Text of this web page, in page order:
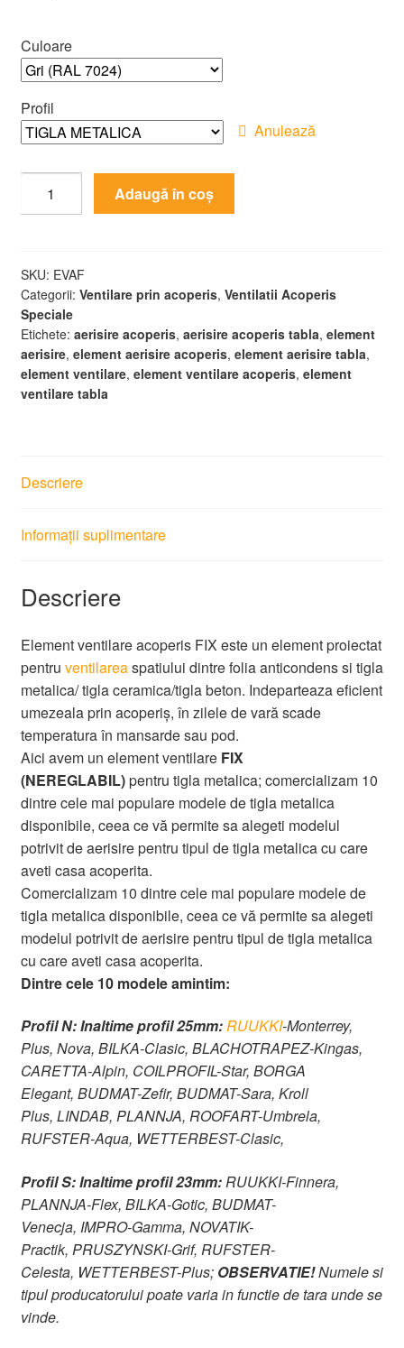
Culoare
Profil
Anulează
Element
FIX
Adaugă în coș
SKU: EVAF
Categorii: Ventilare prin acoperis, Ventilatii Acoperis
Speciale
Etichete: aerisire acoperis, aerisire acoperis tabla, element
aerisire, element aerisire acoperis, element aerisire tabla,
element ventilare, element ventilare acoperis, element
ventilare tabla
Descriere
Informații suplimentare
Descriere
Element ventilare acoperis FIX este un element proiectat
pentru ventilareaspatiului dintre folia anticondens si tigla
metalica/ tigla ceramica/tigla beton. Indeparteaza eficient
umezeala prin acoperiș, în zilele de vară scade
temperatura în mansarde sau pod.
Aici avem un element ventilare FIX
(NEREGLABIL)pentru tigla metalica; comercializam 10
dintre cele mai populare modele de tigla metalica
disponibile, ceea ce vă permite sa alegeti modelul
potrivit de aerisire pentru tipul de tigla metalica cu care
aveti casa acoperita.
Comercializam 10 dintre cele mai populare modele de
tigla metalica disponibile, ceea ce vă permite sa alegeti
modelul potrivit de aerisire pentru tipul de tigla metalica
cu care aveti casa acoperita.
Dintre cele 10 modele amintim:
Profil N:Inaltime profil 25mm:RUUKKI-Monterrey,
Plus, Nova, BILKA-Clasic, BLACHOTRAPEZ-Kingas,
CARETTA-Alpin, COILPROFIL-Star, BORGA
Elegant, BUDMAT-Zefir, BUDMAT-Sara, Kroll
Plus, LINDAB, PLANNJA, ROOFART-Umbrela,
RUFSTER-Aqua, WETTERBEST-Clasic,
Profil S:Inaltime profil 23mm:RUUKKI-Finnera,
PLANNJA-Flex, BILKA-Gotic, BUDMAT-
Venecja, IMPRO-Gamma, NOVATIK-
Practik, PRUSZYNSKI-Grif, RUFSTER-
Celesta, WETTERBEST-Plus; OBSERVATIE!Numele si
tipul producatorului poate varia in functie de tara unde se
vinde.